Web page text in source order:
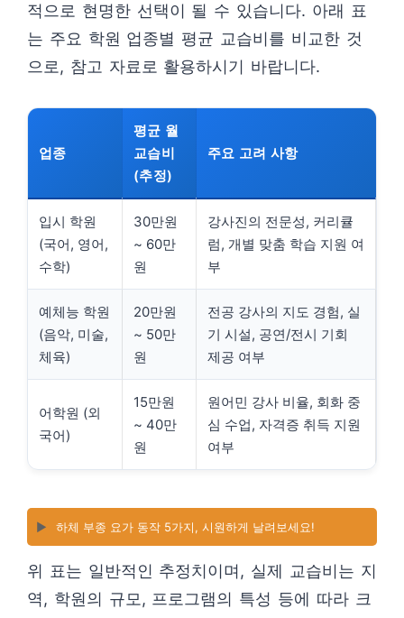
적으로 현명한 선택이 될 수 있습니다. 아래 표
는 주요 학원 업종별 평균 교습비를 비교한 것
으로, 참고 자료로 활용하시기 바랍니다.
업종
평균 월
교습비
(추정)
주요 고려 사항
입시 학원
(국어, 영어,
수학)
30만원
~ 60만
원
강사진의 전문성, 커리큘
럼, 개별 맞춤 학습 지원 여
부
예체능 학원
(음악, 미술,
체육)
20만원
~ 50만
원
전공 강사의 지도 경험, 실
기 시설, 공연/전시 기회
제공 여부
어학원 (외
국어)
15만원
~ 40만
원
원어민 강사 비율, 회화 중
심 수업, 자격증 취득 지원
여부
▶️ 하체 부종 요가 동작 5가지, 시원하게 날려보세요!
위 표는 일반적인 추정치이며, 실제 교습비는 지
역, 학원의 규모, 프로그램의 특성 등에 따라 크